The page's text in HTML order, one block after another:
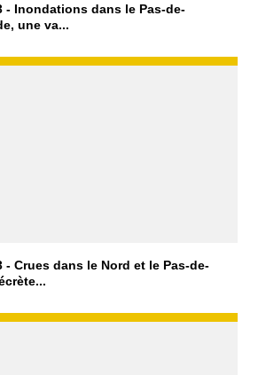
- Inondations dans le Pas-de-
une va...
- Crues dans le Nord et le Pas-de-